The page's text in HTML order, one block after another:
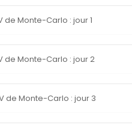
de Monte-Carlo : jour 1
de Monte-Carlo : jour 2
de Monte-Carlo : jour 3